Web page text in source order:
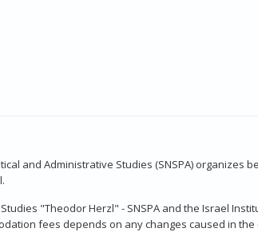
and Administrative Studies (SNSPA) organizes
"Theodor Herzl" - SNSPA and the Israel
fees depends on any changes caused in